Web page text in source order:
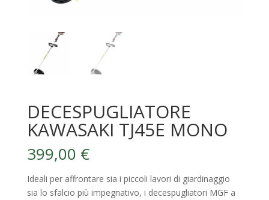
DECESPUGLIATORE
KAWASAKI TJ45E MONO
399,00 €
Ideali per affrontare sia i piccoli lavori di giardinaggio
sia lo sfalcio più impegnativo, i decespugliatori MGF a